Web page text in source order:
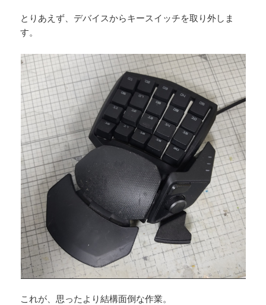
とりあえず、デバイスからキースイッチを取り外しま
す。
これが、思ったより結構面倒な作業。